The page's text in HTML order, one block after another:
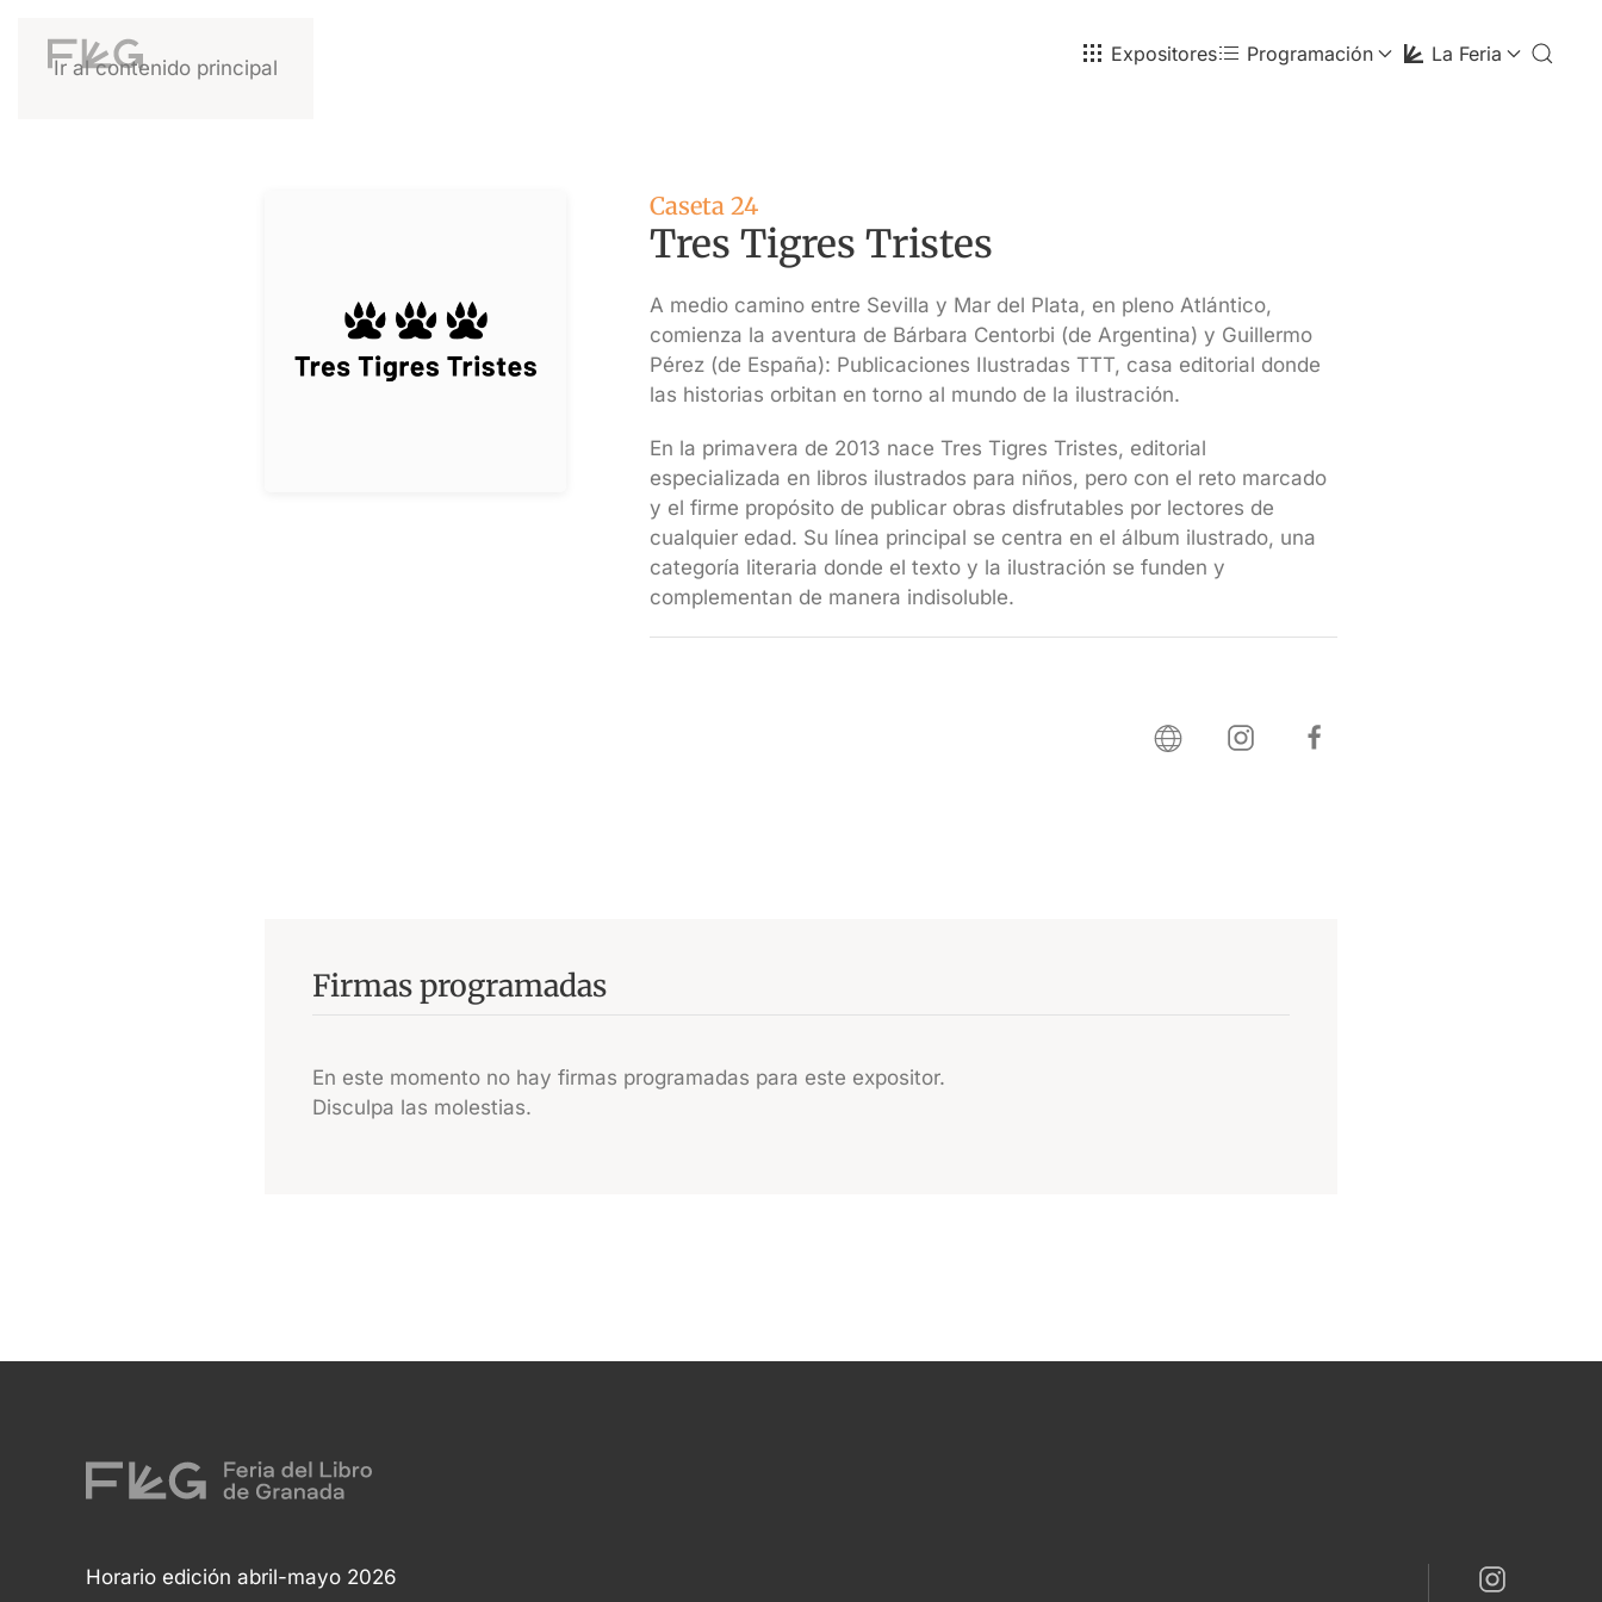
Ir al contenido principal
Expositores Programación La Feria
Caseta 24
Tres Tigres Tristes
A medio camino entre Sevilla y Mar del Plata, en pleno Atlántico,
comienza la aventura de Bárbara Centorbi (de Argentina) y Guillermo
Pérez (de España): Publicaciones Ilustradas TTT, casa editorial donde
las historias orbitan en torno al mundo de la ilustración.
En la primavera de 2013 nace Tres Tigres Tristes, editorial
especializada en libros ilustrados para niños, pero con el reto marcado
y el firme propósito de publicar obras disfrutables por lectores de
cualquier edad. Su línea principal se centra en el álbum ilustrado, una
categoría literaria donde el texto y la ilustración se funden y
complementan de manera indisoluble.
Firmas programadas
En este momento no hay firmas programadas para este expositor.
Disculpa las molestias.
Horario edición abril-mayo 2026